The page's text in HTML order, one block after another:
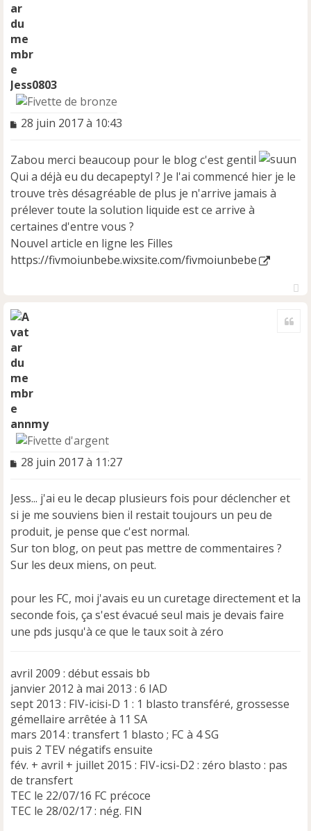
Jess0803
M
s
a
g
e
n
o
n
l
u
28 juin 2017 à 10:43
Zabou merci beaucoup pour le blog c'est gentil
Qui a déjà eu du decapeptyl ? Je l'ai commencé hier je le
trouve très désagréable de plus je n'arrive jamais à
prélever toute la solution liquide est ce arrive à
certaines d'entre vous ?
Nouvel article en ligne les Filles
https://fivmoiunbebe.wixsite.com/fivmoiunbebe
annmy
M
s
a
g
e
n
o
l
u
28 juin 2017 à 11:27
Jess... j'ai eu le decap plusieurs fois pour déclencher et
si je me souviens bien il restait toujours un peu de
produit, je pense que c'est normal.
Sur ton blog, on peut pas mettre de commentaires ?
Sur les deux miens, on peut.
pour les FC, moi j'avais eu un curetage directement et la
seconde fois, ça s'est évacué seul mais je devais faire
une pds jusqu'à ce que le taux soit à zéro
avril 2009 : début essais bb
janvier 2012 à mai 2013 : 6 IAD
sept 2013 : FIV-icisi-D 1 : 1 blasto transféré, grossesse
gémellaire arrêtée à 11 SA
mars 2014 : transfert 1 blasto ; FC à 4 SG
puis 2 TEV négatifs ensuite
fév. + avril + juillet 2015 : FIV-icsi-D2 : zéro blasto : pas
de transfert
TEC le 22/07/16 FC précoce
TEC le 28/02/17 : nég. FIN